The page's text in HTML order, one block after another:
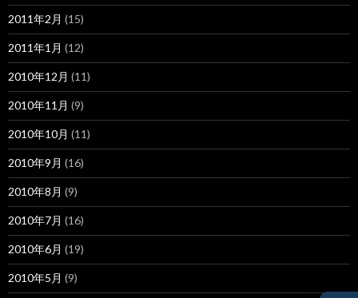
2011年2月 (15)
2011年1月 (12)
2010年12月 (11)
2010年11月 (9)
2010年10月 (11)
2010年9月 (16)
2010年8月 (9)
2010年7月 (16)
2010年6月 (19)
2010年5月 (9)